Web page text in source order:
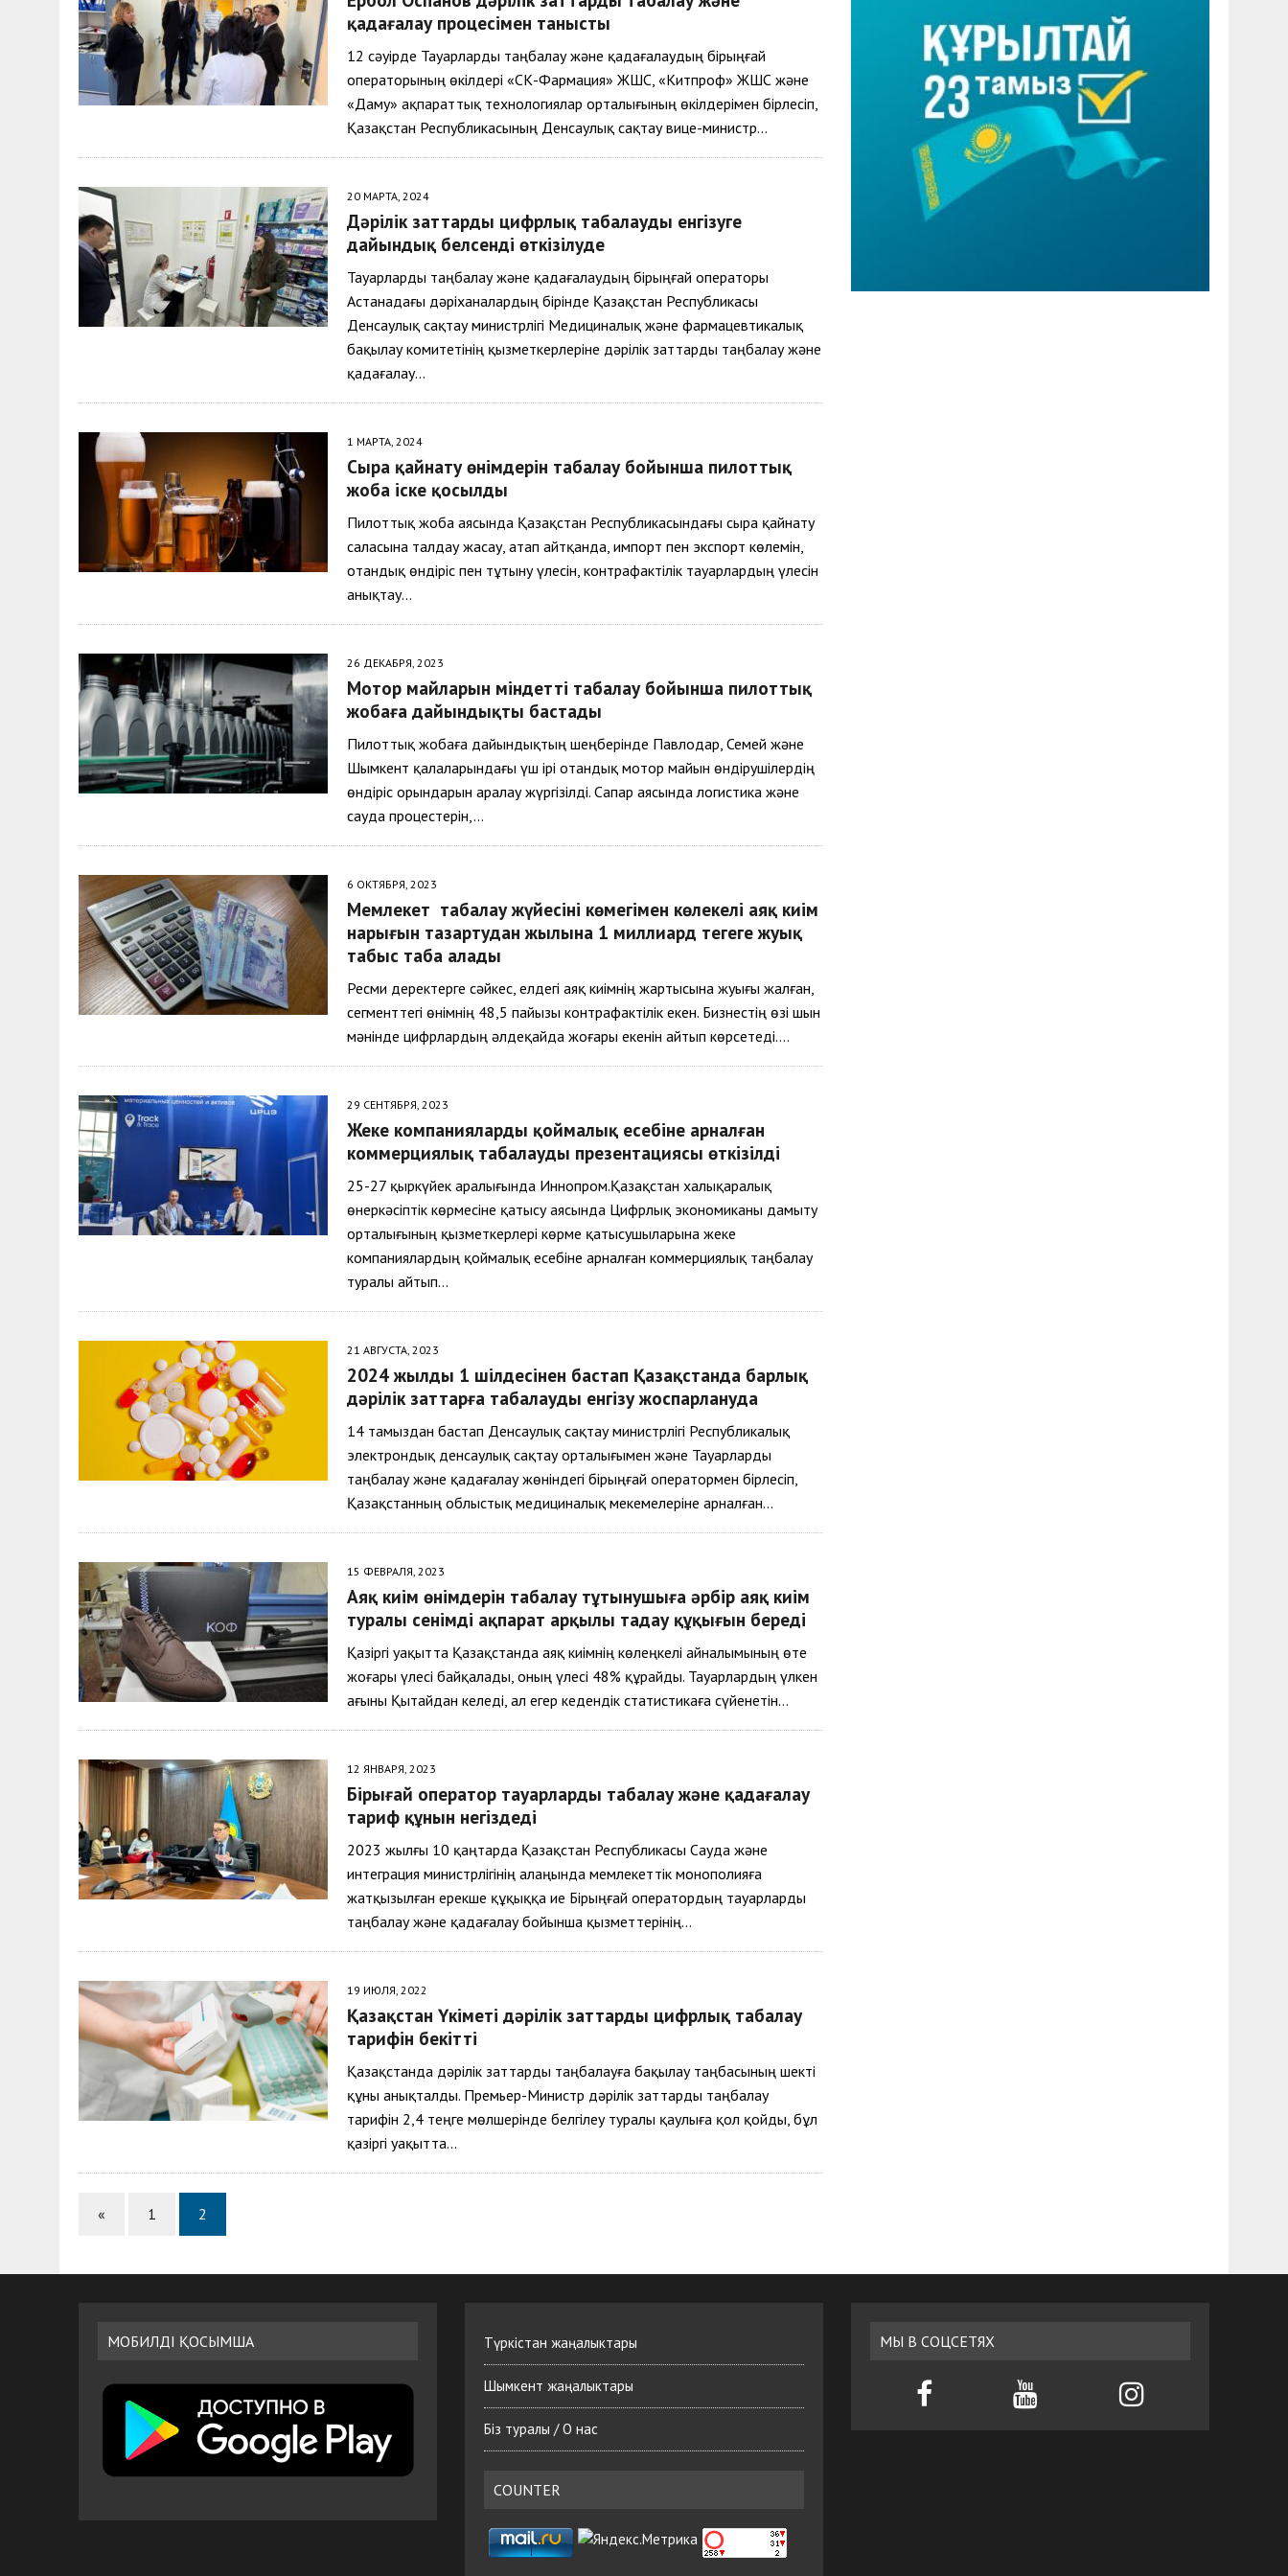
30 МАЯ, 2026 ТҮСІНДІРУ ЖҰМЫСТАРЫ ЖҮРГІЗІЛДІқадағалау процесімен танысты
12 сәуірде Тауарларды таңбалау және қадағалаудың бірыңғай
операторының өкілдері «СК-Фармация» ЖШС, «Китпроф» ЖШС және
«Даму» ақпараттық технологиялар орталығының өкілдерімен бірлесіп,
Қазақстан Республикасының Денсаулық сақтау вице-министр…
20 МАРТА, 2024
Дәрілік заттарды цифрлық таңбалауды енгізуге
дайындық белсенді өткізілуде
Тауарларды таңбалау және қадағалаудың бірыңғай операторы
Астанадағы дәріханалардың бірінде Қазақстан Республикасы
Денсаулық сақтау министрлігі Медициналық және фармацевтикалық
бақылау комитетінің қызметкерлеріне дәрілік заттарды таңбалау және
қадағалау…
1 МАРТА, 2024
Сыра қайнату өнімдерін таңбалау бойынша пилоттық
жоба іске қосылды
Пилоттық жоба аясында Қазақстан Республикасындағы сыра қайнату
саласына талдау жасау, атап айтқанда, импорт пен экспорт көлемін,
отандық өндіріс пен тұтыну үлесін, контрафактілік тауарлардың үлесін
анықтау…
26 ДЕКАБРЯ, 2023
Мотор майларын міндетті таңбалау бойынша пилоттық
жобаға дайындықты бастады
Пилоттық жобаға дайындықтың шеңберінде Павлодар, Семей және
Шымкент қалаларындағы үш ірі отандық мотор майын өндірушілердің
өндіріс орындарын аралау жүргізілді. Сапар аясында логистика және
сауда процестерін,…
6 ОКТЯБРЯ, 2023
Мемлекет таңбалау жүйесінің көмегімен көлеңкелі аяқ киім
нарығын тазартудан жылына 1 миллиард теңгеге жуық
табыс таба алады
Ресми деректерге сәйкес, елдегі аяқ киімнің жартысына жуығы жалған,
сегменттегі өнімнің 48,5 пайызы контрафактілік екен. Бизнестің өзі шын
мәнінде цифрлардың әлдеқайда жоғары екенін айтып көрсетеді….
29 СЕНТЯБРЯ, 2023
Жеке компаниялардың қоймалық есебіне арналған
коммерциялық таңбалаудың презентациясы өткізілді
25-27 қыркүйек аралығында Иннопром.Қазақстан халықаралық
өнеркәсіптік көрмесіне қатысу аясында Цифрлық экономиканы дамыту
орталығының қызметкерлері көрме қатысушыларына жеке
компаниялардың қоймалық есебіне арналған коммерциялық таңбалау
туралы айтып…
21 АВГУСТА, 2023
2024 жылдың 1 шілдесінен бастап Қазақстанда барлық
дәрілік заттарға таңбалауды енгізу жоспарлануда
14 тамыздан бастап Денсаулық сақтау министрлігі Республикалық
электрондық денсаулық сақтау орталығымен және Тауарларды
таңбалау және қадағалау жөніндегі бірыңғай оператормен бірлесіп,
Қазақстанның облыстық медициналық мекемелеріне арналған…
15 ФЕВРАЛЯ, 2023
Аяқ киім өнімдерін таңбалау тұтынушыға әрбір аяқ киім
туралы сенімді ақпарат арқылы таңдау құқығын береді
Қазіргі уақытта Қазақстанда аяқ киімнің көлеңкелі айналымының өте
жоғары үлесі байқалады, оның үлесі 48% құрайды. Тауарлардың үлкен
ағыны Қытайдан келеді, ал егер кедендік статистикаға сүйенетін…
12 ЯНВАРЯ, 2023
Бірыңғай оператор тауарларды таңбалау және қадағалау
тариф құнын негіздеді
2023 жылғы 10 қаңтарда Қазақстан Республикасы Сауда және
интеграция министрлігінің алаңында мемлекеттік монополияға
жатқызылған ерекше құқыққа ие Бірыңғай оператордың тауарларды
таңбалау және қадағалау бойынша қызметтерінің…
19 ИЮЛЯ, 2022
Қазақстан Үкіметі дәрілік заттарды цифрлық таңбалау
тарифін бекітті
Қазақстанда дәрілік заттарды таңбалауға бақылау таңбасының шекті
құны анықталды. Премьер-Министр дәрілік заттарды таңбалау
тарифін 2,4 теңге мөлшерінде белгілеу туралы қаулыға қол қойды, бұл
қазіргі уақытта…
« 1 2
МОБИЛДІ ҚОСЫМША Түркістан жаңалыктары
Шымкент жаңалыктары
Біз туралы / О нас
COUNTER
МЫ В СОЦСЕТЯХ